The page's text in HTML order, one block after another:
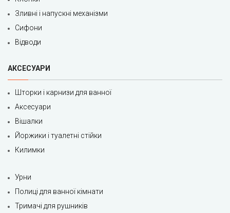
Зливні і напускні механізми
Сифони
Відводи
АКСЕСУАРИ
Шторки і карнизи для ванної
Аксесуари
Вішалки
Йоржики і туалетні стійки
Килимки
Урни
Полиці для ванної кімнати
Тримачі для рушників